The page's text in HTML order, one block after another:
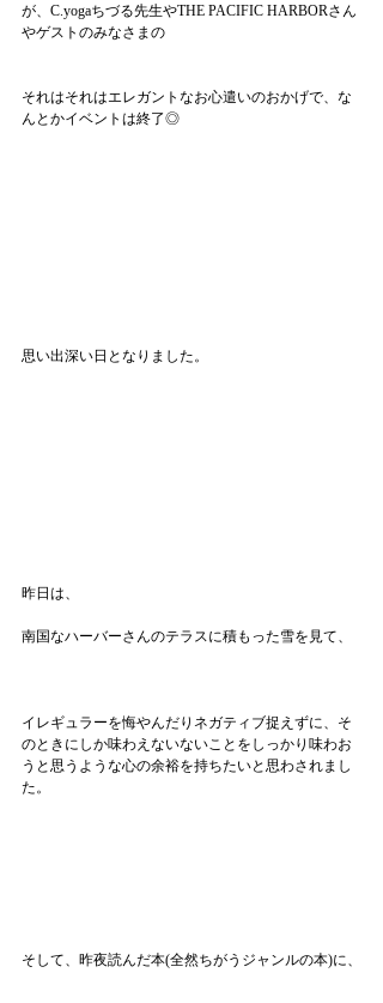
が、C.yogaちづる先生やTHE PACIFIC HARBORさん
やゲストのみなさまの
それはそれはエレガントなお心遣いのおかげで、な
んとかイベントは終了◎
思い出深い日となりました。
昨日は、
南国なハーバーさんのテラスに積もった雪を見て、
イレギュラーを悔やんだりネガティブ捉えずに、そ
のときにしか味わえないないことをしっかり味わお
うと思うような心の余裕を持ちたいと思わされまし
た。
そして、昨夜読んだ本(全然ちがうジャンルの本)に、